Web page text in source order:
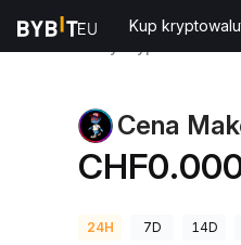
Kup
Cena
24H 7D 14D